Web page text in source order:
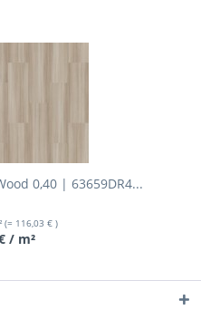
0,40 | 63659DR4...
(= 116,03 € )
/ m²